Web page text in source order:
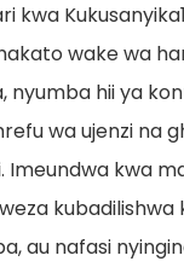
kwa
wake wa
nyumba hii ya
wa ujenzi na
Imeundwa kwa
kubadilishwa
au nafasi